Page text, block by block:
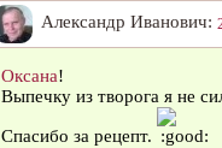
Александр Иванович:
Оксана!
Выпечку из творога я не
Спасибо за рецепт.